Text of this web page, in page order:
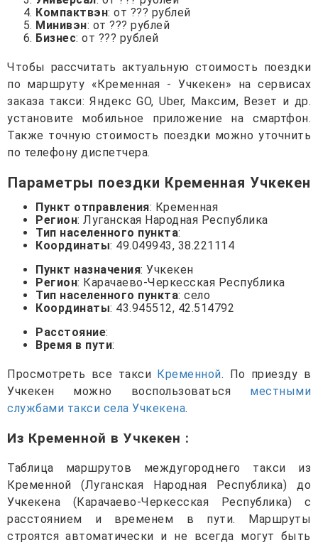
Компактвэн: от ??? рублей
Минивэн: от ??? рублей
Бизнес: от ??? рублей
Чтобы рассчитать актуальную стоимость поездки
по маршруту «Кременная - Учкекен» на сервисах
заказа такси: Яндекс GO, Uber, Максим, Везет и др.
установите мобильное приложение на смартфон.
Также точную стоимость поездки можно уточнить
по телефону диспетчера.
Параметры поездки Кременная Учкекен
Пункт отправления: Кременная
Регион: Луганская Народная Республика
Тип населенного пункта:
Координаты: 49.049943, 38.221114
Пункт назначения: Учкекен
Регион: Карачаево-Черкесская Республика
Тип населенного пункта: село
Координаты: 43.945512, 42.514792
Расстояние:
Время в пути:
Просмотреть все такси Кременной. По приезду в
Учкекен можно воспользоваться местными
службами такси села Учкекена.
Из Кременной в Учкекен :
Таблица маршрутов междугороднего такси из
Кременной (Луганская Народная Республика) до
Учкекена (Карачаево-Черкесская Республика) с
расстоянием и временем в пути. Маршруты
строятся автоматически и не всегда могут быть